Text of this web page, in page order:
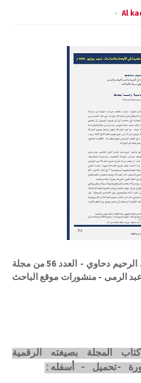
الحداثة السياسية وما بعدها عبد الرحيم دحاوي - العدد 56 من مجلة
الرمى - منشورات موقع الباحث
المجلة بصيغته الرقمية